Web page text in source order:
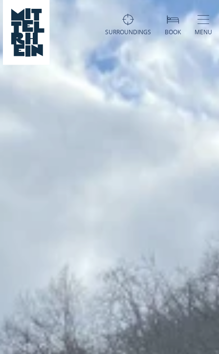
SURROUNDINGS BOOK MENU